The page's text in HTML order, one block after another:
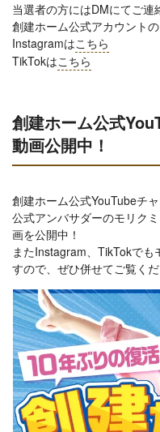
当選者の方にはDMにてご連
創建ホーム公式アカウント
Instagramはこちら
TikTokはこちら
創建ホーム公式
動画公開中！
創建ホーム公式YouTubeチ
公式アンバサダーのモリク
画を公開中！
またInstagram、TikTokで
すので、ぜひ併せてご覧くだ